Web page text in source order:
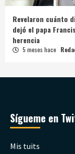
Revelaron cuánto
dejó el papa
herencia
5 meses hace
Sígueme en
Mis tuits